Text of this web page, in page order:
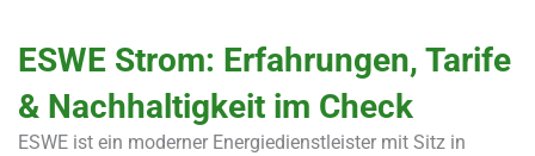
ESWE Strom: Erfahrungen, Tarife
& Nachhaltigkeit im Check
ESWE ist ein moderner Energiedienstleister mit Sitz in